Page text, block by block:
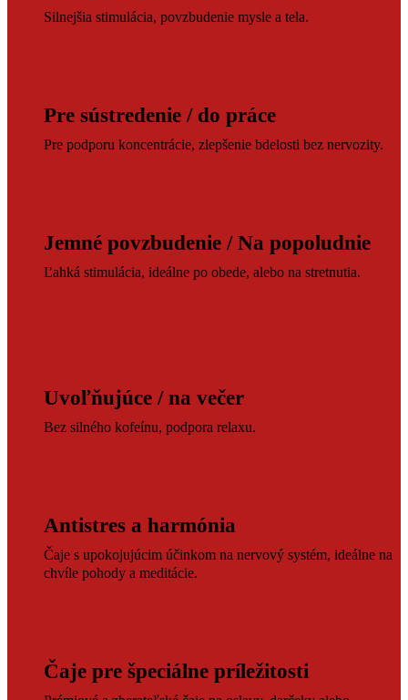
Silnejšia stimulácia, povzbudenie mysle a tela.
Pre sústredenie / do práce
Pre podporu koncentrácie, zlepšenie bdelosti bez nervozity.
Jemné povzbudenie / Na popoludnie
Ľahká stimulácia, ideálne po obede, alebo na stretnutia.
Uvoľňujúce / na večer
Bez silného kofeínu, podpora relaxu.
Antistres a harmónia
Čaje s upokojujúcim účinkom na nervový systém, ideálne na
chvíle pohody a meditácie.
Čaje pre špeciálne príležitosti